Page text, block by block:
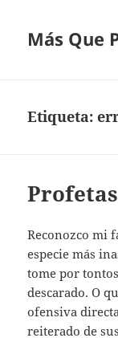
Más Que
Etiqueta:
Reconozco mi
especie más
tome por
descarado. O
ofensiva
reiterado de